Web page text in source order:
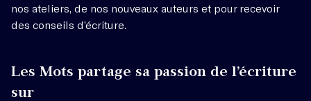
nos ateliers, de nos nouveaux auteurs et pour recevoir
des conseils d’écriture.
Les Mots partage sa passion de l’écriture
sur